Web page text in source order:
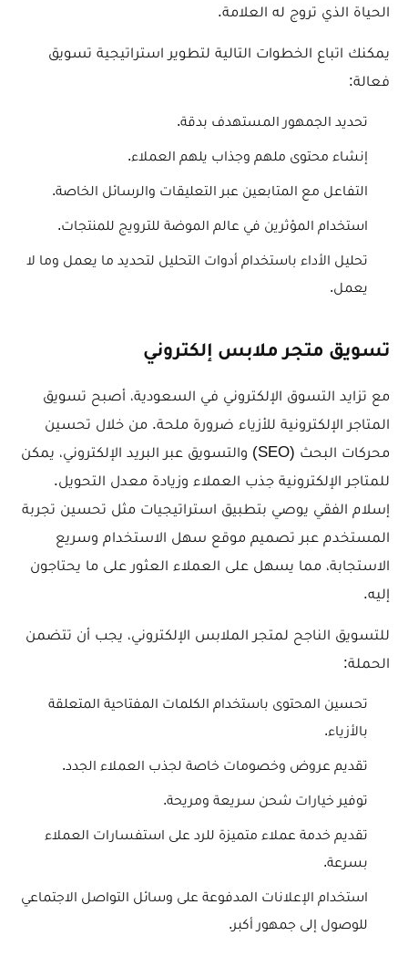
الحياة الذي تروج له العلامة.
يمكنك اتباع الخطوات التالية لتطوير استراتيجية تسويق
فعالة:
تحديد الجمهور المستهدف بدقة.
إنشاء محتوى ملهم وجذاب يلهم العملاء.
التفاعل مع المتابعين عبر التعليقات والرسائل الخاصة.
استخدام المؤثرين في عالم الموضة للترويج للمنتجات.
تحليل الأداء باستخدام أدوات التحليل لتحديد ما يعمل وما لا
يعمل.
تسويق متجر ملابس إلكتروني
مع تزايد التسوق الإلكتروني في السعودية، أصبح تسويق
المتاجر الإلكترونية للأزياء ضرورة ملحة. من خلال تحسين
محركات البحث (SEO) والتسويق عبر البريد الإلكتروني، يمكن
للمتاجر الإلكترونية جذب العملاء وزيادة معدل التحويل.
إسلام الفقي يوصي بتطبيق استراتيجيات مثل تحسين تجربة
المستخدم عبر تصميم موقع سهل الاستخدام وسريع
الاستجابة، مما يسهل على العملاء العثور على ما يحتاجون
إليه.
للتسويق الناجح لمتجر الملابس الإلكتروني، يجب أن تتضمن
الحملة:
تحسين المحتوى باستخدام الكلمات المفتاحية المتعلقة
بالأزياء.
تقديم عروض وخصومات خاصة لجذب العملاء الجدد.
توفير خيارات شحن سريعة ومريحة.
تقديم خدمة عملاء متميزة للرد على استفسارات العملاء
بسرعة.
استخدام الإعلانات المدفوعة على وسائل التواصل الاجتماعي
للوصول إلى جمهور أكبر.